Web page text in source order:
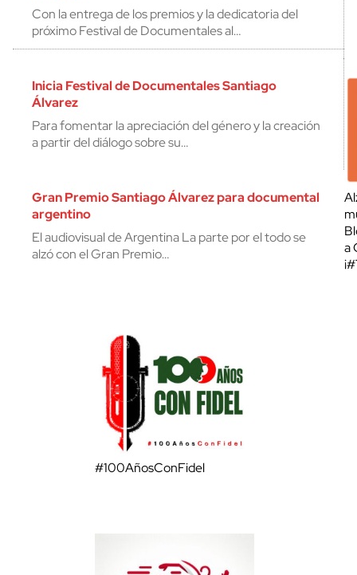
Con la entrega de los premios y la dedicatoria del
próximo Festival de Documentales al…
Inicia Festival de Documentales Santiago
Álvarez
Para fomentar la apreciación del género y la creación
a partir del diálogo sobre su…
Gran Premio Santiago Álvarez para documental
argentino
El audiovisual de Argentina La parte por el todo se
alzó con el Gran Premio…
a
#100AñosConFidel